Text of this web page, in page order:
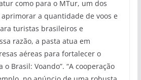
como para o MTur, um dos
a quantidade de voos e
turistas brasileiros e
razão, a pasta atua em
aéreas para fortalecer o
o Brasil: Voando”. “A cooperação